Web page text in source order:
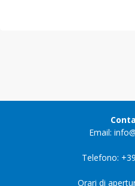
Email:
Telefono:
Orari di